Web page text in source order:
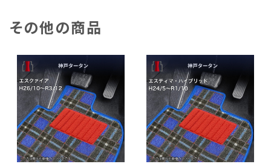
その他の商品